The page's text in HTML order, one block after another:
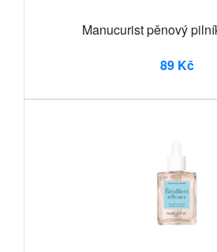
Manucurist pěnový
89 Kč